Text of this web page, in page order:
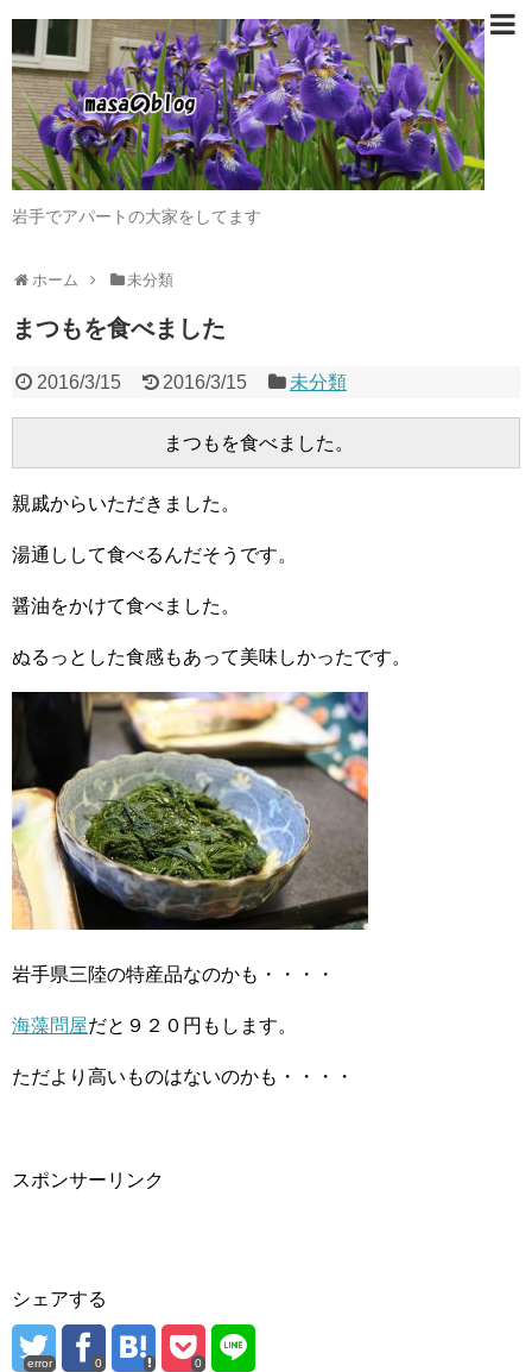
岩手でアパートの大家をしてます
ホーム 未分類
まつもを食べました
2016/3/15 2016/3/15 未分類
親戚からいただきました。
湯通しして食べるんだそうです。
醤油をかけて食べました。
ぬるっとした食感もあって美味しかったです。
岩手県三陸の特産品なのかも・・・・
海藻問屋だと９２０円もします。
ただより高いものはないのかも・・・・
スポンサーリンク
シェアする
error 0 0